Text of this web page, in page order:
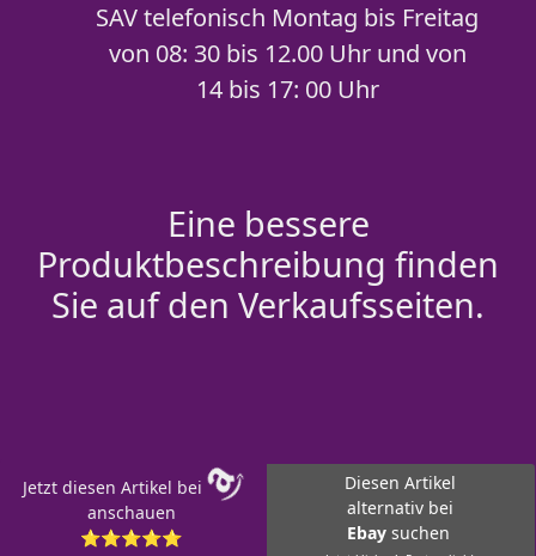
SAV telefonisch Montag bis Freitag
von 08: 30 bis 12.00 Uhr und von
14 bis 17: 00 Uhr
Eine bessere
Produktbeschreibung finden
Sie auf den Verkaufsseiten.
Jetzt diesen Artikel bei
anschauen
⭐⭐⭐⭐⭐
Diesen Artikel
alternativ bei
Ebay suchen